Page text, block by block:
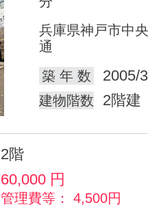
兵庫県神戸市中
通
築 年 数
2005/
建物階数 2階建
2階
60,000 円
管理費等： 4,500円